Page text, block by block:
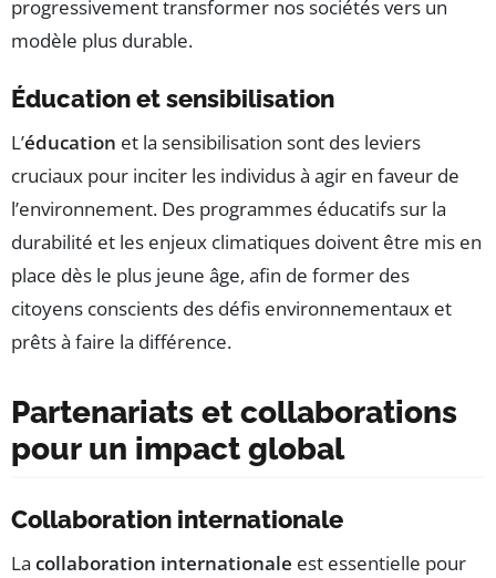
progressivement transformer nos sociétés vers un
modèle plus durable.
Éducation et sensibilisation
L’éducation et la sensibilisation sont des leviers
cruciaux pour inciter les individus à agir en faveur de
l’environnement. Des programmes éducatifs sur la
durabilité et les enjeux climatiques doivent être mis en
place dès le plus jeune âge, afin de former des
citoyens conscients des défis environnementaux et
prêts à faire la différence.
Partenariats et collaborations
pour un impact global
Collaboration internationale
La collaboration internationale est essentielle pour